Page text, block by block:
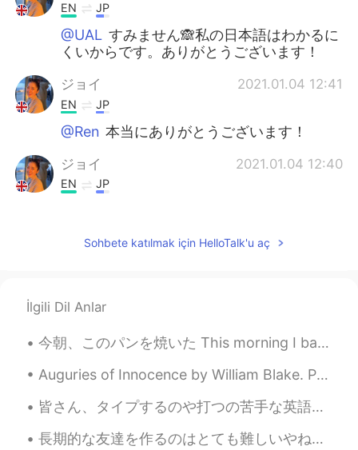
EN JP
@UAL すみません🙈私の日本語はわかるに
くいからです。ありがとうございます！
ジョイ 2021.01.04 12:41
EN JP
@Ren 本当にありがとうございます！
ジョイ 2021.01.04 12:40
EN JP
ERIKO 2021.01.04 11:30
そうで、かわいいケーキですね🥰
kazuhiko 2021.01.04 11:20
うまそ！^ ^
Shingo 2021.01.04 11:18
JP EN
Sohbete katılmak için HelloTalk'u aç
İlgili Dil Anlar
今朝、このパンを焼いた This morning I baked this bread 妹の家族を訪ねて行って予定があったので、昨日に作って始めた I had plans to go and ...
Auguries of Innocence by William Blake. Part 5 of 7. He who mocks the Infant's Faith Shall be m...
皆さん、タイプするのや打つの苦手な英語がありますか？ 私にとっては日本語の"ミーティング"が難しいです。仕事でメールやリポートを書くときによく出てくる言葉なので、ほぼ毎回書き直すことになります...
長期的な友達を作るのはとても難しいやねん！！ なぜ私はいつも会話を続けなければならないの、、、 （＞＜） または彼らは私のメッセージを無視し、 それは６年ほどお互いを知っている友達がすること...